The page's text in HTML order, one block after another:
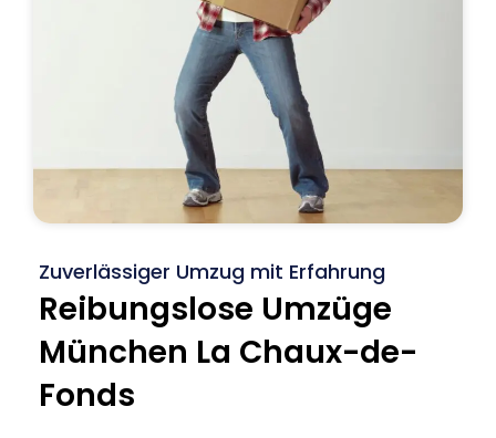
Zuverlässiger Umzug mit Erfahrung
Reibungslose Umzüge
München La Chaux-de-
Fonds